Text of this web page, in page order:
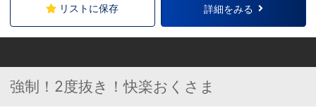
リストに保存 詳細をみる
強制！2度抜き！快楽おくさま